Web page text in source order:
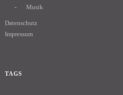
Musik
Datenschutz
Impressum
TAGS